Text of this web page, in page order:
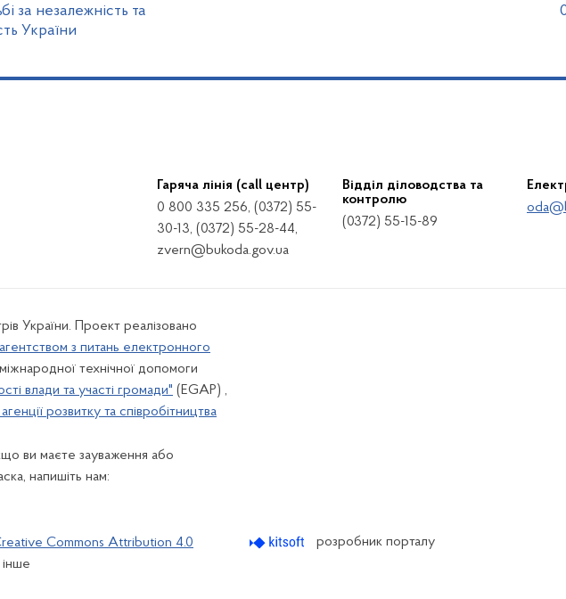
за незалежність та
України
Гаряча лінія (call центр)
0 800 335 256, (0372) 55-
30-13, (0372) 55-28-44,
zvern@bukoda.gov.ua
Відділ діловодства та
контролю
(0372) 55-15-89
України. Проект реалізовано
з питань електронного
технічної допомоги
влади та участі громади" (EGAP) ,
розвитку та співробітництва
ви маєте зауваження або
напишіть нам:
Commons Attribution 4.0
розробник порталу